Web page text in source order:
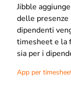
Jibble
delle presenze
dipendenti
timesheet e la
sia per i
App per